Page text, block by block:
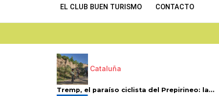
EL CLUB BUEN TURISMO CONTACTO
Cataluña
Tremp, el paraíso ciclista del Prepirineo: la...